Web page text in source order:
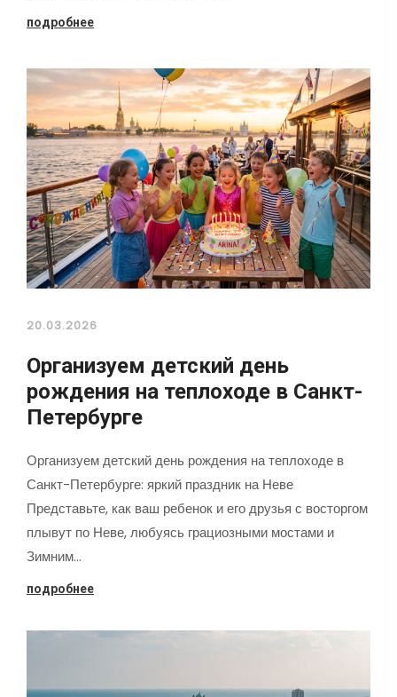
подробнее
20.03.2026
Организуем детский день
рождения на теплоходе в Санкт-
Петербурге
Организуем детский день рождения на теплоходе в
Санкт-Петербурге: яркий праздник на Неве
Представьте, как ваш ребенок и его друзья с восторгом
плывут по Неве, любуясь грациозными мостами и
Зимним…
подробнее